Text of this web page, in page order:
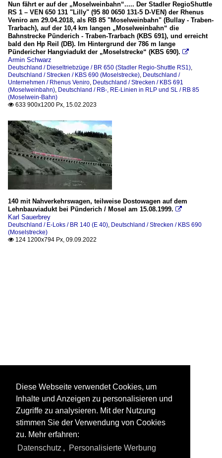
Nun fährt er auf der „Moselweinbahn“..... Der Stadler RegioShuttle
RS 1 – VEN 650 131 "Lilly" (95 80 0650 131-5 D-VEN) der Rhenus
Veniro am 29.04.2018, als RB 85 "Moselweinbahn" (Bullay - Traben-
Trarbach), auf der 10,4 km langen „Moselweinbahn“ die
Bahnstrecke Pünderich - Traben-Trarbach (KBS 691), und erreicht
bald den Hp Reil (DB). Im Hintergrund der 786 m lange
Pündericher Hangviadukt der „Moselstrecke“ (KBS 690). 
Armin Schwarz
Deutschland / Dieseltriebzüge / BR 650 (Stadler Regio-Shuttle RS1),
Deutschland / Strecken / KBS 690 (Moselstrecke), Deutschland /
Unternehmen / Rhenus Veniro, Deutschland / Strecken / KBS 691
(Moselweinbahn), Deutschland / RB-, RE-Linien in RLP und SL / RB 85
(Moselwein-Bahn)
 633 900x1200 Px, 15.02.2023
140 mit Nahverkehrswagen, teilweise Dostowagen auf dem
Lehnbauviadukt bei Pünderich / Mosel am 15.08.1999. 
Karl Sauerbrey
Deutschland / E-Loks / BR 140 (E 40), Deutschland / Strecken / KBS 690
(Moselstrecke)
 124 1200x794 Px, 09.09.2022
Diese Webseite verwendet Cookies, um
Inhalte und Anzeigen zu personalisieren und
Zugriffe zu analysieren. Mit der Nutzung
stimmen Sie der Verwendung von Cookies
zu. Mehr erfahren:
Datenschutz , Personalisierte Werbung